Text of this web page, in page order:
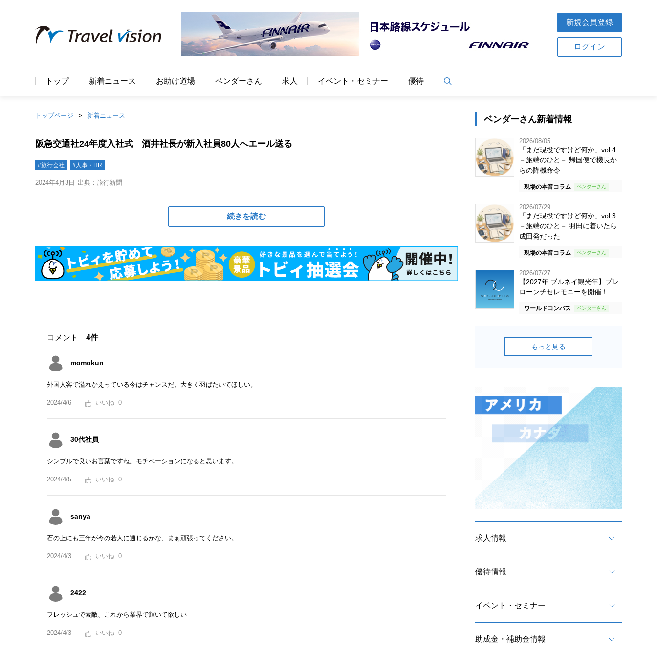
新規会員登録
ログイン
トップ 新着ニュース お助け道場 ベンダーさん 求人 イベント・セミナー 優待
トップページ 新着ニュース
阪急交通社24年度入社式 酒井社長が新入社員80人へエール送る
#旅行会社 #人事・HR
2024年4月3日 出典：旅行新聞
続きを読む
コメント 4件
momokun
外国人客で溢れかえっている今はチャンスだ。大きく羽ばたいてほしい。
2024/4/6 0
30代社員
シンプルで良いお言葉ですね。モチベーションになると思います。
2024/4/5 0
sanya
石の上にも三年が今の若人に通じるかな、まぁ頑張ってください。
2024/4/3 0
2422
フレッシュで素敵、これから業界で輝いて欲しい
2024/4/3 0
ベンダーさん新着情報
2026/08/05
「まだ現役ですけど何か」vol.4
－旅端のひと－ 帰国便で機長か
らの降機命令
現場の本音コラム
2026/07/29
「まだ現役ですけど何か」vol.3
－旅端のひと－ 羽田に着いたら
成田発だった
現場の本音コラム
2026/07/27
【2027年 ブルネイ観光年】プレ
ローンチセレモニーを開催！
ワールドコンパス
もっと見る
求人情報
優待情報
イベント・セミナー
助成金・補助金情報